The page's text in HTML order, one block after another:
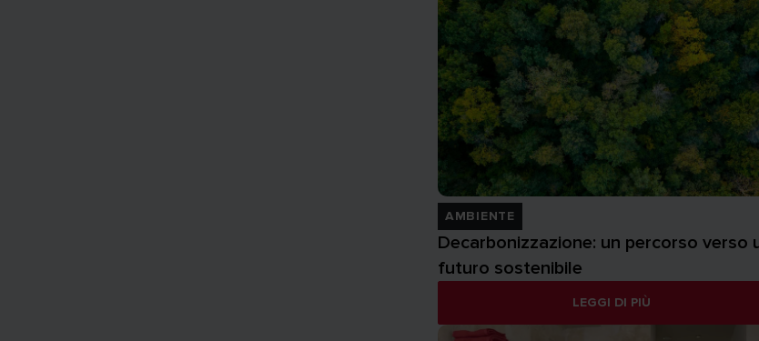
AMBIENTE
Decarbonizzazione: un percorso verso
futuro sostenibile
LEGGI DI PIÙ